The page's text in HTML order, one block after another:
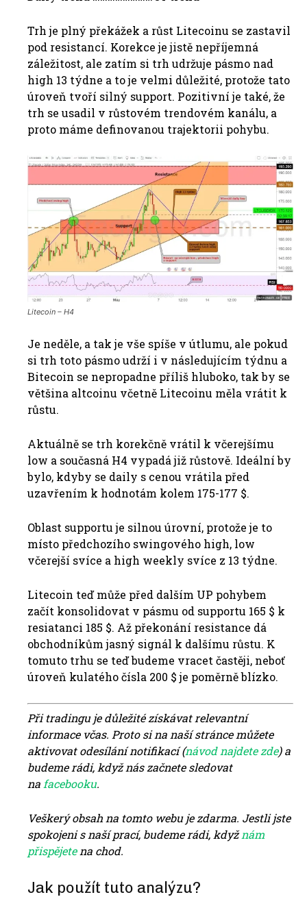
Trh je plný překážek a růst Litecoinu se zastavil
pod resistancí. Korekce je jistě nepříjemná
záležitost, ale zatím si trh udržuje pásmo nad
high 13 týdne a to je velmi důležité, protože tato
úroveň tvoří silný support. Pozitivní je také, že
trh se usadil v růstovém trendovém kanálu, a
proto máme definovanou trajektorii pohybu.
Litecoin – H4
Je neděle, a tak je vše spíše v útlumu, ale pokud
si trh toto pásmo udrží i v následujícím týdnu a
Bitecoin se nepropadne příliš hluboko, tak by se
většina altcoinu včetně Litecoinu měla vrátit k
růstu.
Aktuálně se trh korekčně vrátil k včerejšímu
low a současná H4 vypadá již růstově. Ideální by
bylo, kdyby se daily s cenou vrátila před
uzavřením k hodnotám kolem 175-177 $.
Oblast supportu je silnou úrovní, protože je to
místo předchozího swingového high, low
včerejší svíce a high weekly svíce z 13 týdne.
Litecoin teď může před dalším UP pohybem
začít konsolidovat v pásmu od supportu 165 $ k
resiatanci 185 $. Až překonání resistance dá
obchodníkům jasný signál k dalšímu růstu. K
tomuto trhu se teď budeme vracet častěji, neboť
úroveň kulatého čísla 200 $ je poměrně blízko.
Při tradingu je důležité získávat relevantní
informace včas. Proto si na naší stránce můžete
aktivovat odesílání notifikací (návod najdete zde) a
budeme rádi, když nás začnete sledovat
na facebooku.
Veškerý obsah na tomto webu je zdarma. Jestli jste
spokojeni s naší prací, budeme rádi, kdyžnám
přispějetena chod.
Jak použít tuto analýzu?